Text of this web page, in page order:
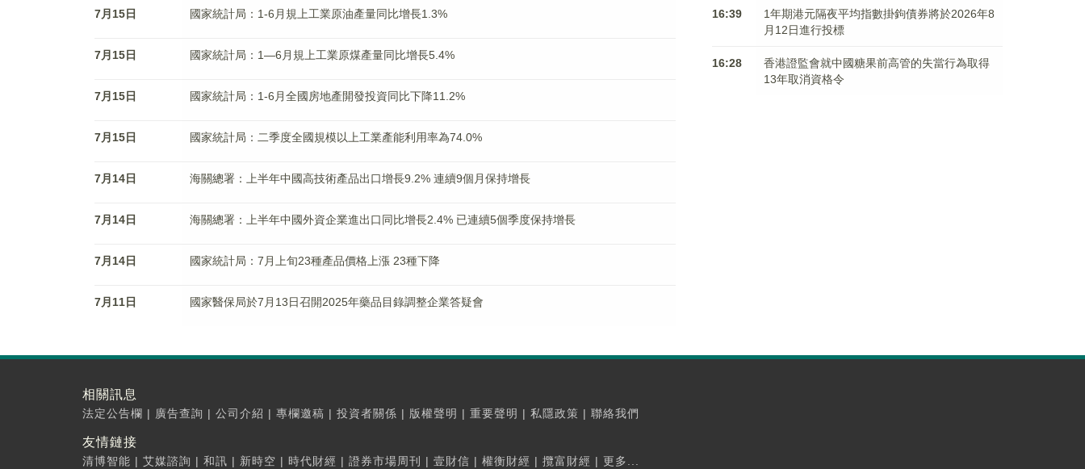
7月15日 國家統計局：1-6月規上工業原油產量同比增長1.3%
7月15日 國家統計局：1—6月規上工業原煤產量同比增長5.4%
7月15日 國家統計局：1-6月全國房地產開發投資同比下降11.2%
7月15日 國家統計局：二季度全國規模以上工業產能利用率為74.0%
7月14日 海關總署：上半年中國高技術產品出口增長9.2% 連續9個月保持增長
7月14日 海關總署：上半年中國外資企業進出口同比增長2.4% 已連續5個季度保持增長
7月14日 國家統計局：7月上旬23種產品價格上漲 23種下降
7月11日 國家醫保局於7月13日召開2025年藥品目錄調整企業答疑會
16:39
1年期港元隔夜平均指數掛鉤債券將於2026年8
月12日進行投標
16:28
香港證監會就中國糖果前高管的失當行為取得
13年取消資格令
相關訊息
法定公告欄 | 廣告查詢 | 公司介紹 | 專欄邀稿 | 投資者關係 | 版權聲明 | 重要聲明 | 私隱政策 | 聯絡我們
友情鏈接
清博智能 | 艾媒諮詢 | 和訊 | 新時空 | 時代財經 | 證券市場周刊 | 壹財信 | 權衡財經 | 攬富財經 | 更多...